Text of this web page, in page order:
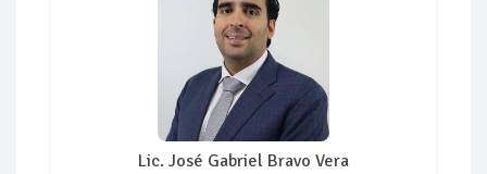
Lic. José Gabriel Bravo Vera